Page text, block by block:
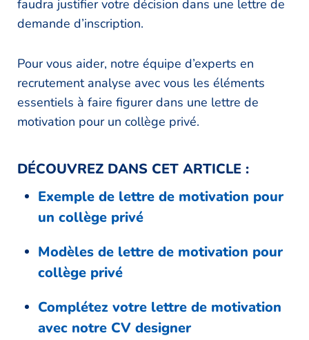
faudra justifier votre décision dans une lettre de
demande d’inscription.
Pour vous aider, notre équipe d’experts en
recrutement analyse avec vous les éléments
essentiels à faire figurer dans une lettre de
motivation pour un collège privé.
DÉCOUVREZ DANS CET ARTICLE :
Exemple de lettre de motivation pour
un collège privé
Modèles de lettre de motivation pour
collège privé
Complétez votre lettre de motivation
avec notre CV designer